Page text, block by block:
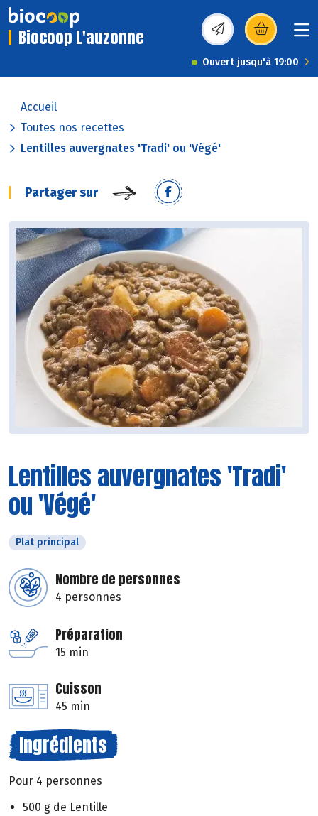
Biocoop L'auzonne (s’ouvre dans une
Ouvert jusqu'à 19:00
Accueil
Toutes nos recettes
Lentilles auvergnates 'Tradi' ou 'Végé'
Partager sur
Lentilles auvergnates 'Tradi'
ou 'Végé'
Plat principal
Nombre de personnes
4 personnes
Préparation
15 min
Cuisson
45 min
Ingrédients
Pour 4 personnes
500 g de Lentille